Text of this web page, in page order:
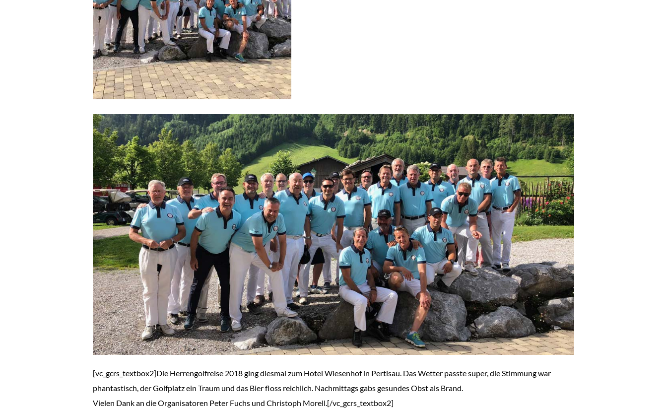
[vc_gcrs_textbox2]Die Herrengolfreise 2018 ging diesmal zum Hotel Wiesenhof in Pertisau. Das Wetter passte super, die Stimmung war
phantastisch, der Golfplatz ein Traum und das Bier floss reichlich. Nachmittags gabs gesundes Obst als Brand.
Vielen Dank an die Organisatoren Peter Fuchs und Christoph Morell.[/vc_gcrs_textbox2]